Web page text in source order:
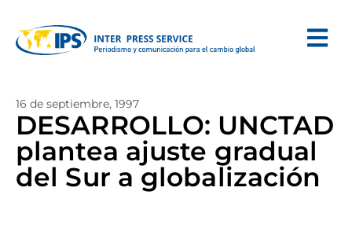
16 de septiembre, 1997
DESARROLLO: UNCTAD
plantea ajuste gradual
del Sur a globalización